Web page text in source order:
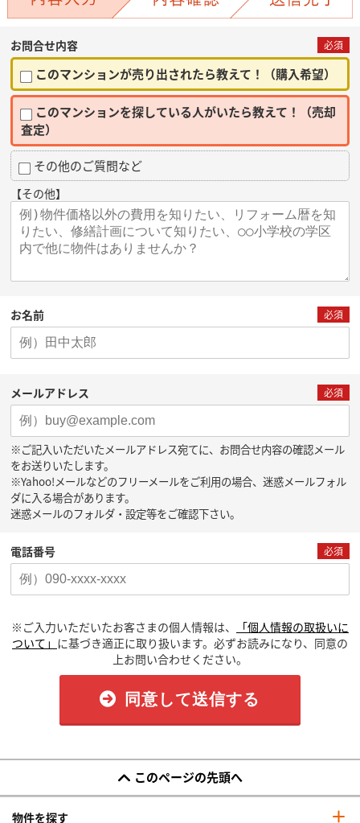
お問合せ内容 必須
このマンションが売り出されたら教えて！（購入希望）
このマンションを探している人がいたら教えて！（売却
査定）
その他のご質問など
【その他】
お名前 必須
メールアドレス 必須
※ご記入いただいたメールアドレス宛てに、お問合せ内容の確認メール
をお送りいたします。
※Yahoo!メールなどのフリーメールをご利用の場合、迷惑メールフォル
ダに入る場合があります。
迷惑メールのフォルダ・設定等をご確認下さい。
電話番号 必須
※ご入力いただいたお客さまの個人情報は、
「個人情報の取扱いに
ついて」 に基づき適正に取り扱います。必ずお読みになり、同意の
上お問い合わせください。
同意して送信する
このページの先頭へ
物件を探す